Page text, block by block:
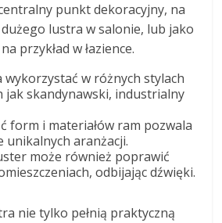
punkt dekoracyjny, na
lustra w salonie, lub jako
przykład w łazience.
wykorzystać w różnych stylach
jak skandynawski, industrialny
form i materiałów ram pozwala
unikalnych aranżacji.
może również poprawić
odbijając dźwięki.
nie tylko pełnią praktyczną